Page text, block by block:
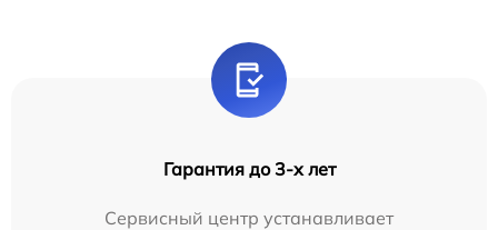
Гарантия до 3-х лет
Сервисный центр устанавливает